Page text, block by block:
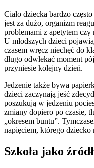
Ciało dziecka bardzo
jest za dużo, organizm
problemami z apetytem
U młodszych dzieci
czasem wręcz niechęć do
długo odwlekać moment
przyniesie kolejny dzień.
Jedzenie także bywa
dzieci zaczynają jeść
poszukują w jedzeniu
zmiany dopiero po czasie,
„okresem buntu”.
napięciem, którego
Szkoła jako